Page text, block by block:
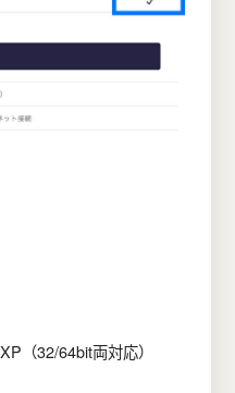
（32/64bit両対応）